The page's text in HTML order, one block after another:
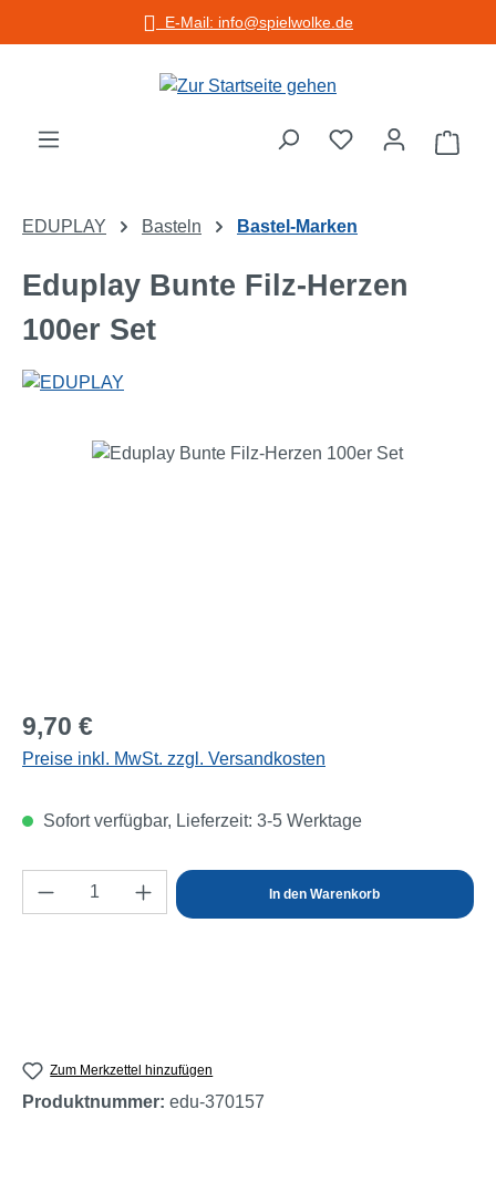
Zum Hauptinhalt springenE-Mail: info@spielwolke.de
EDUPLAY Basteln Bastel-Marken
Eduplay Bunte Filz-Herzen
100er Set
Regulärer Preis:
9,70 €
Preise inkl. MwSt. zzgl. Versandkosten
Sofort verfügbar, Lieferzeit: 3-5 Werktage
Produkt Anzahl: Gib den gewünschten
In den Warenkorb
Zum Merkzettel hinzufügen
Produktnummer: edu-370157